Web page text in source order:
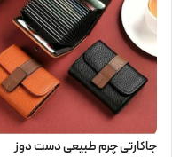
جاکارتی چرم طبیعی دست دوز